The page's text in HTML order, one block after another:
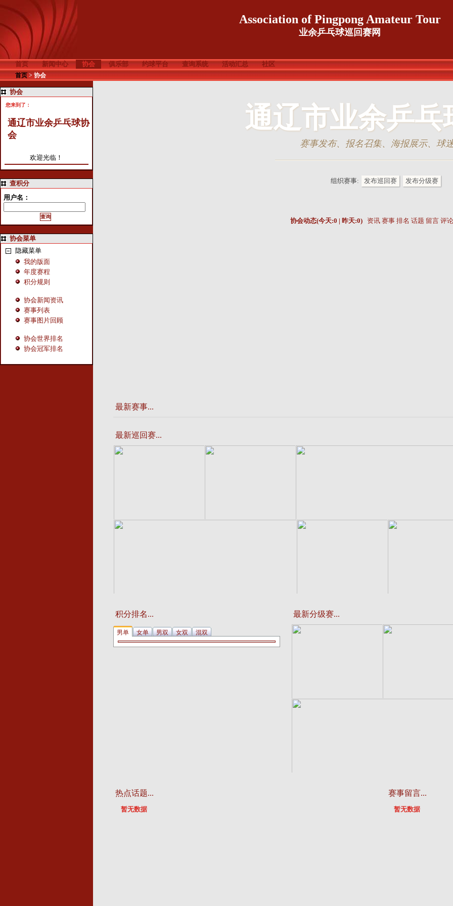
Association of Pingpong Amateur Tour
业余乒乓球巡回赛网
首页 新闻中心 协会 俱乐部 约球平台 查询系统 活动汇总 社区
首页>协会
协会
您来到了：
通辽市业余乒乓球协
会
欢迎光临！
查积分
用户名：
协会菜单
隐藏菜单
我的版面
年度赛程
积分规则
协会新闻资讯
赛事列表
赛事图片回顾
协会世界排名
协会冠军排名
通辽市业余乒乓
赛事发布、报名召集、海报展示、球
组织赛事: 发布巡回赛 发布分级赛
协会动态(今天:0 | 昨天:0) 资讯 赛事 排名 话题 留言 评论
最新赛事...
最新巡回赛...
Label
查看详情
Label
最新分级赛...
积分排名...
男单 女单 男双 女双 混双
赛事留言...
暂无数据
热点话题...
暂无数据